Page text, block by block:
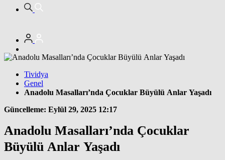
Tividya
Genel
Anadolu Masalları’nda Çocuklar Büyülü Anlar Yaşadı
Güncelleme: Eylül 29, 2025 12:17
Anadolu Masalları’nda Çocuklar
Büyülü Anlar Yaşadı